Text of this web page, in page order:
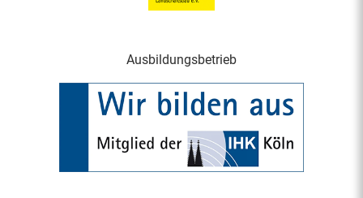
Ausbildungsbetrieb